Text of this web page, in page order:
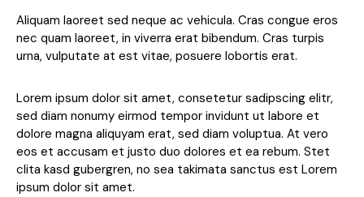
Aliquam laoreet sed neque ac vehicula. Cras congue eros
nec quam laoreet, in viverra erat bibendum. Cras turpis
urna, vulputate at est vitae, posuere lobortis erat.
Lorem ipsum dolor sit amet, consetetur sadipscing elitr,
sed diam nonumy eirmod tempor invidunt ut labore et
dolore magna aliquyam erat, sed diam voluptua. At vero
eos et accusam et justo duo dolores et ea rebum. Stet
clita kasd gubergren, no sea takimata sanctus est Lorem
ipsum dolor sit amet.